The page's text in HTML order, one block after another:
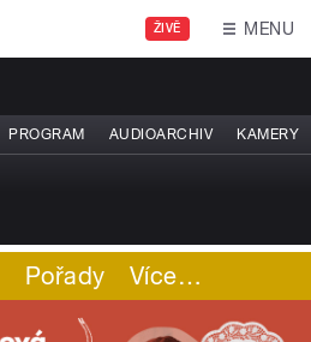
ŽIVĚ MENU
PROGRAM AUDIOARCHIV KAMERY
Pořady Více…